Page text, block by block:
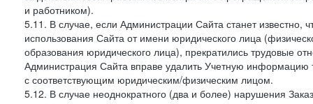
и работником).
5.11. В случае, если Администрации Сайта станет
использования Сайта от имени юридического лица
образования юридического лица), прекратились трудовые
Администрация Сайта вправе удалить Учетную информацию
с соответствующим юридическим/физическим лицом.
5.12. В случае неоднократного (два и более) нарушения